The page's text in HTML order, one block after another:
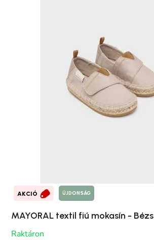
AKCIÓ ÚJDONSÁG
MAYORAL textil fiú mokasín - Bézs
Raktáron